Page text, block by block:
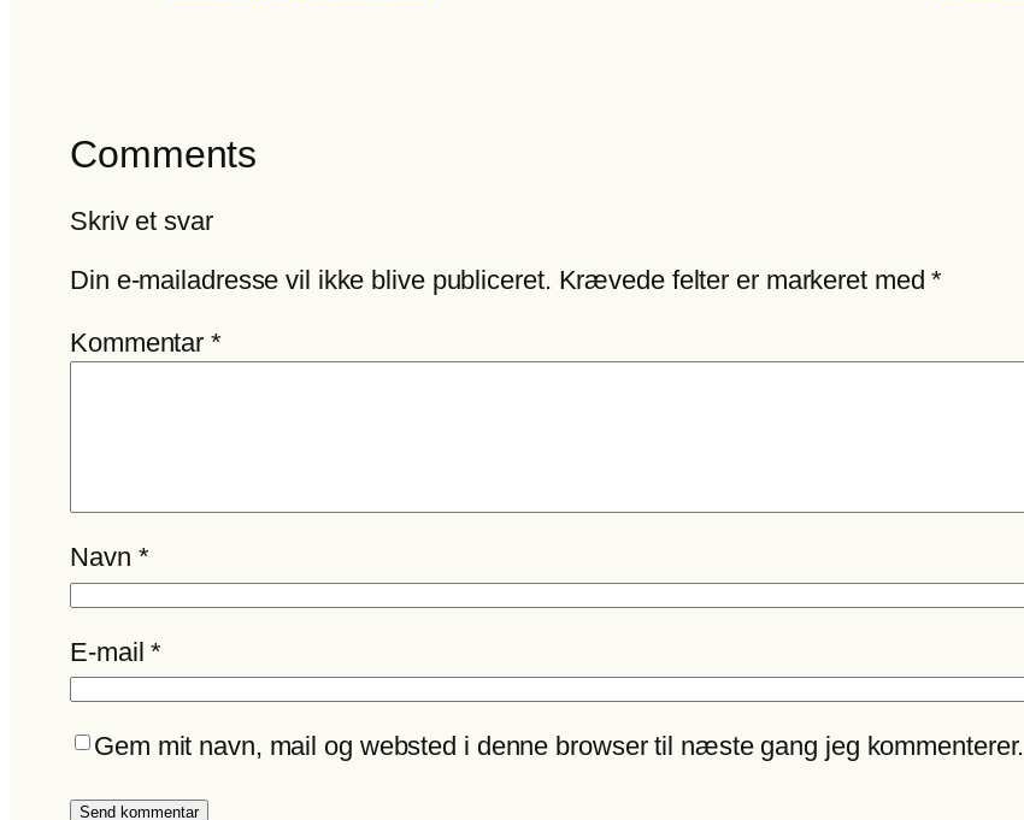
Comments
Skriv et svar
Din e-mailadresse vil ikke blive publiceret. Krævede felter er markeret med*
Kommentar*
Navn *
E-mail*
Gem mit navn, mail og websted i denne browser til næste gang jeg kommenterer.